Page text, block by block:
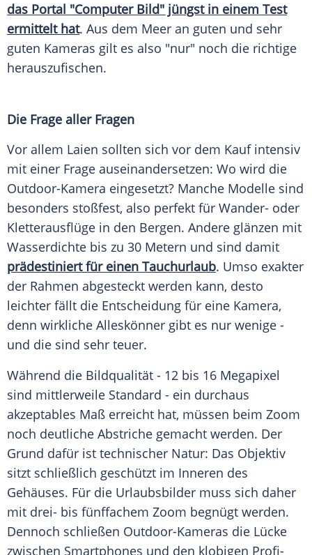
das Portal "Computer Bild" jüngst in einem Test
ermittelt hat. Aus dem Meer an guten und sehr
guten Kameras gilt es also "nur" noch die richtige
herauszufischen.
Die Frage aller Fragen
Vor allem Laien sollten sich vor dem Kauf intensiv
mit einer Frage auseinandersetzen: Wo wird die
Outdoor-Kamera eingesetzt? Manche Modelle sind
besonders stoßfest, also perfekt für Wander- oder
Kletterausflüge in den Bergen. Andere glänzen mit
Wasserdichte bis zu 30 Metern und sind damit
prädestiniert für einen Tauchurlaub. Umso exakter
der Rahmen abgesteckt werden kann, desto
leichter fällt die Entscheidung für eine Kamera,
denn wirkliche Alleskönner gibt es nur wenige -
und die sind sehr teuer.
Während die Bildqualität - 12 bis 16 Megapixel
sind mittlerweile Standard - ein durchaus
akzeptables Maß erreicht hat, müssen beim Zoom
noch deutliche Abstriche gemacht werden. Der
Grund dafür ist technischer Natur: Das Objektiv
sitzt schließlich geschützt im Inneren des
Gehäuses. Für die Urlaubsbilder muss sich daher
mit drei- bis fünffachem Zoom begnügt werden.
Dennoch schließen Outdoor-Kameras die Lücke
zwischen Smartphones und den klobigen Profi-